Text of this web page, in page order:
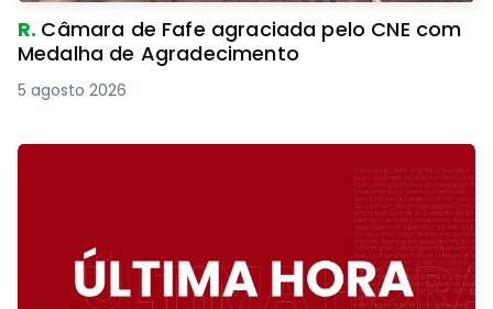
R. Câmara de Fafe agraciada pelo CNE com
Medalha de Agradecimento
5 agosto 2026